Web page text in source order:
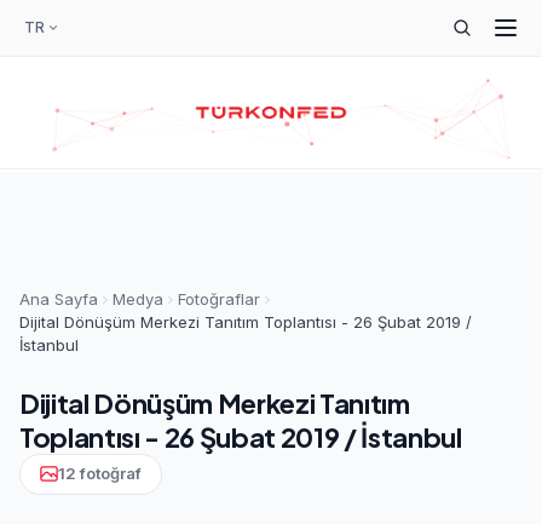
TR
Ana Sayfa Medya
Fotoğraflar
Dijital Dönüşüm Merkezi Tanıtım Toplantısı - 26 Şubat 2019 /
İstanbul
Dijital Dönüşüm Merkezi Tanıtım
Toplantısı - 26 Şubat 2019 / İstanbul
12 fotoğraf